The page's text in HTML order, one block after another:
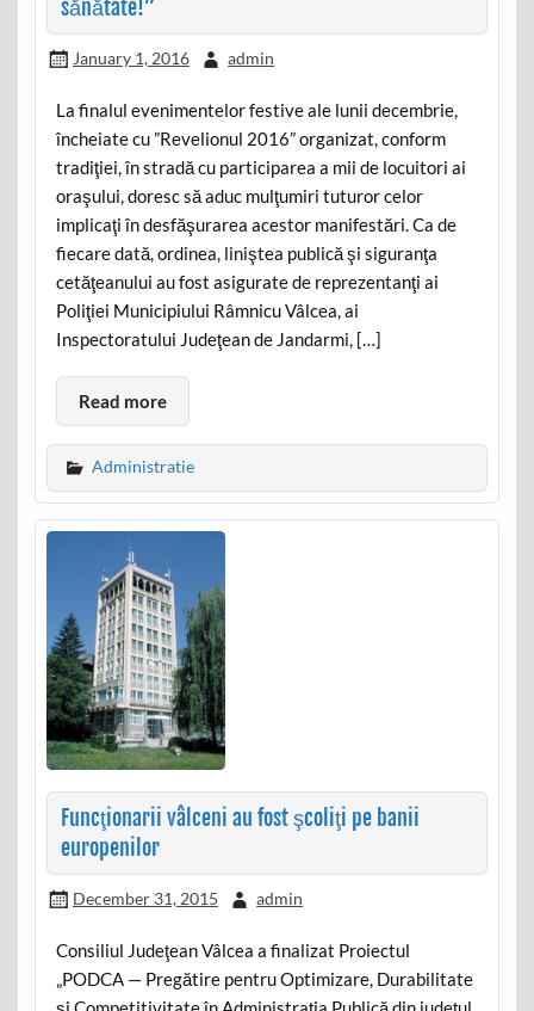
sănătate!”
January 1, 2016 admin
La finalul evenimentelor festive ale lunii decembrie,
încheiate cu ”Revelionul 2016” organizat, conform
tradiţiei, în stradă cu participarea a mii de locuitori ai
oraşului, doresc să aduc mulţumiri tuturor celor
implicaţi în desfăşurarea acestor manifestări. Ca de
fiecare dată, ordinea, liniştea publică şi siguranţa
cetăţeanului au fost asigurate de reprezentanţi ai
Poliţiei Municipiului Râmnicu Vâlcea, ai
Inspectoratului Judeţean de Jandarmi, […]
Read more
Administratie
Funcţionarii vâlceni au fost şcoliţi pe banii
europenilor
December 31, 2015 admin
Consiliul Judeţean Vâlcea a finalizat Proiectul
„PODCA — Pregătire pentru Optimizare, Durabilitate